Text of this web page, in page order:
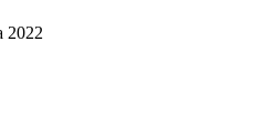
2022